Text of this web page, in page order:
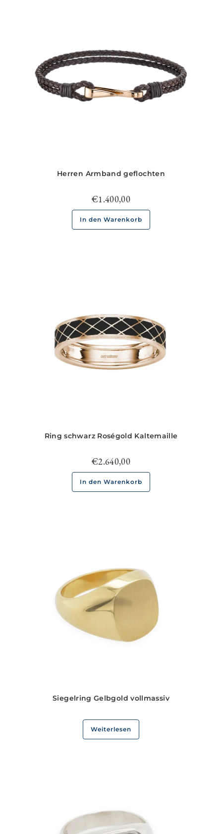
Herren Armband geflochten
€1.400,00
In den Warenkorb
Ring schwarz Roségold Kaltemaille
€2.640,00
In den Warenkorb
Siegelring Gelbgold vollmassiv
Weiterlesen